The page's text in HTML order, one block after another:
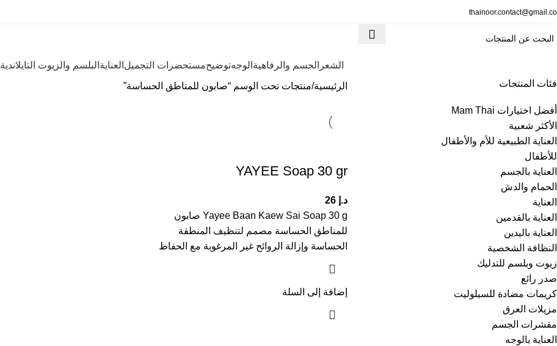
الشعر الجسم والرفاهية الوجهتوضيحمستحضرات التجميل العناية البلسم والزيوت التايلاندية
فئات المنتجات
أفضل اختيارات Mam Thai
الأكثر شعبية
العناية الطبيعية للأم والأطفال
للأطفال
العناية بالجسم
الحمام والدش
العناية
العناية بالقدمين
العناية باليدين
النظافة الشخصية
زيوت وبلسم للتدليك
صدر رائع
كريمات مضادة للسيلوليت
مزيلات العرق
مقشرات الجسم
العناية بالوجه
الرئيسية منتجات تحت الوسم “صابون للمناطق الحساسة”
YAYEE Soap 30 gr
د.إ 26
Yayee Baan Kaew Sai Soap 30 g صابون
للمناطق الحساسة مصمم لتنظيف المنطقة
الحساسة وإزالة الروائح غير المرغوبة مع الحفاظ
إضافة إلى السلة